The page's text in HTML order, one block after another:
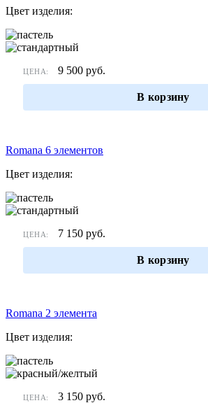
Цвет изделия:
ЦЕНА: 9 500 руб.
В корзину
Romana 6 элементов
Цвет изделия:
ЦЕНА: 7 150 руб.
В корзину
Romana 2 элемента
Цвет изделия:
ЦЕНА: 3 150 руб.